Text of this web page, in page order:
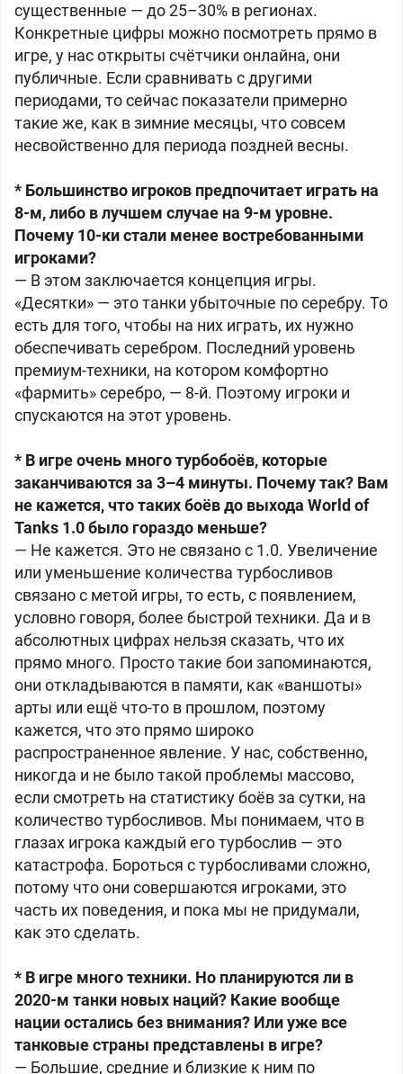
существенные — до 25–30% в регионах.
Конкретные цифры можно посмотреть прямо в
игре, у нас открыты счётчики онлайна, они
публичные. Если сравнивать с другими
периодами, то сейчас показатели примерно
такие же, как в зимние месяцы, что совсем
несвойственно для периода поздней весны.
* Большинство игроков предпочитает играть на
8-м, либо в лучшем случае на 9-м уровне.
Почему 10-ки стали менее востребованными
игроками?
— В этом заключается концепция игры.
«Десятки» — это танки убыточные по серебру. То
есть для того, чтобы на них играть, их нужно
обеспечивать серебром. Последний уровень
премиум-техники, на котором комфортно
«фармить» серебро, — 8-й. Поэтому игроки и
спускаются на этот уровень.
* В игре очень много турбобоёв, которые
заканчиваются за 3–4 минуты. Почему так? Вам
не кажется, что таких боёв до выхода World of
Tanks 1.0 было гораздо меньше?
— Не кажется. Это не связано с 1.0. Увеличение
или уменьшение количества турбосливов
связано с метой игры, то есть, с появлением,
условно говоря, более быстрой техники. Да и в
абсолютных цифрах нельзя сказать, что их
прямо много. Просто такие бои запоминаются,
они откладываются в памяти, как «ваншоты»
арты или ещё что-то в прошлом, поэтому
кажется, что это прямо широко
распространенное явление. У нас, собственно,
никогда и не было такой проблемы массово,
если смотреть на статистику боёв за сутки, на
количество турбосливов. Мы понимаем, что в
глазах игрока каждый его турбослив — это
катастрофа. Бороться с турбосливами сложно,
потому что они совершаются игроками, это
часть их поведения, и пока мы не придумали,
как это сделать.
* В игре много техники. Но планируются ли в
2020-м танки новых наций? Какие вообще
нации остались без внимания? Или уже все
танковые страны представлены в игре?
— Большие, средние и близкие к ним по